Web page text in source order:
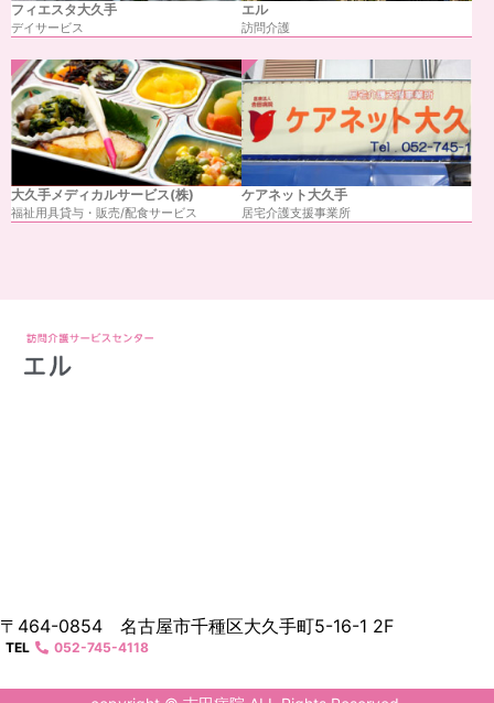
フィエスタ大久手
デイサービス
エル
訪問介護
大久手メディカルサービス(株)
福祉用具貸与・販売/配食サービス
ケアネット大久手
居宅介護支援事業所
〒464-0854 名古屋市千種区大久手町5-16-1 2F
TEL 052-745-4118